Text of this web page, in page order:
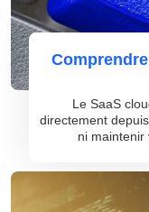
Le SaaS
directement
ni maintenir